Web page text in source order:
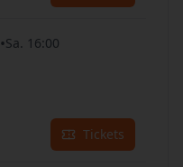
•Sa. 16:00
Tickets